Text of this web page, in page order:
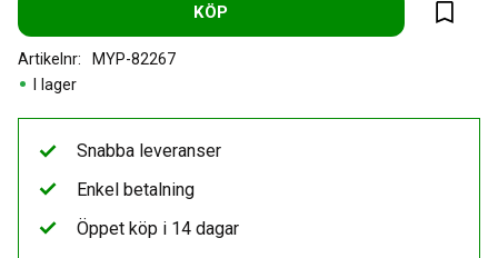
KÖP
Lägg
I lager
Artikelnr MYP-82267
Snabba leveranser
Enkel betalning
Öppet köp i 14 dagar